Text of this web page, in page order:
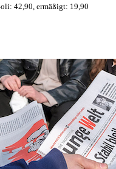
42,90, ermäßigt: 19,90